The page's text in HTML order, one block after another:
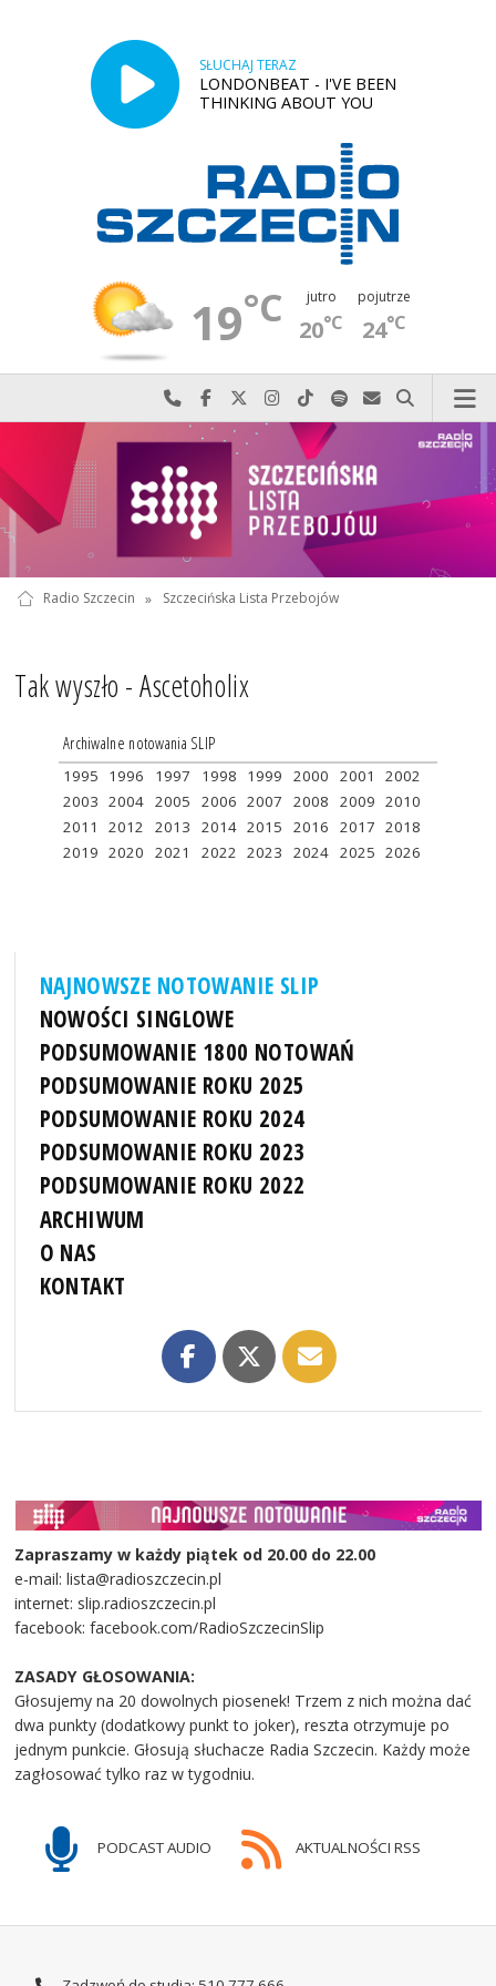
SŁUCHAJ TERAZ
LONDONBEAT - I'VE BEEN
THINKING ABOUT YOU
19°C jutro
20°C
pojutrze
24°C
Najlepiej po prostu do nas zadzwoń
Odwiedź nas na Facebook-u
Odwiedź nas na X
Odwiedź nas na Instagram-ie
Odwiedź nas na TikTok-u
Szukaj nas na Spotify
Wyślij do nas
Szukaj
Radio Szczecin » Szczecińska Lista Przebojów
Tak wyszło - Ascetoholix
Archiwalne notowania SLIP
1995 1996 1997 1998 1999 2000 2001
2002
2003 2004 2005 2006 2007 2008 2009 2010
2011
2012 2013 2014 2015 2016 2017 2018
2019 2020 2021 2022 2023 2024 2025 2026
NAJNOWSZE NOTOWANIE SLIP
NOWOŚCI SINGLOWE
PODSUMOWANIE 1800 NOTOWAŃ
PODSUMOWANIE ROKU 2025
PODSUMOWANIE ROKU 2024
PODSUMOWANIE ROKU 2023
PODSUMOWANIE ROKU 2022
ARCHIWUM
O NAS
KONTAKT
Zapraszamy w każdy piątek od 20.00 do 22.00
e-mail: lista@radioszczecin.pl
internet: slip.radioszczecin.pl
facebook: facebook.com/RadioSzczecinSlip
ZASADY GŁOSOWANIA:
Głosujemy na 20 dowolnych piosenek! Trzem z nich można dać
dwa punkty (dodatkowy punkt to joker), reszta otrzymuje po
jednym punkcie. Głosują słuchacze Radia Szczecin. Każdy może
zagłosować tylko raz w tygodniu.
PODCAST AUDIO AKTUALNOŚCI RSS